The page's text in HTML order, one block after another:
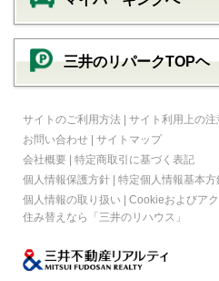
三井のリパークTOPヘ
サイトのご利用方法 | サイト利用上の注
お問い合わせ | サイトマップ
会社概要 | 特定商取引に基づく表記
個人情報保護方針 | 特定個人情報基本方
個人情報の取り扱い | Cookieおよびア
住み替えなら
「三井のリハウス」